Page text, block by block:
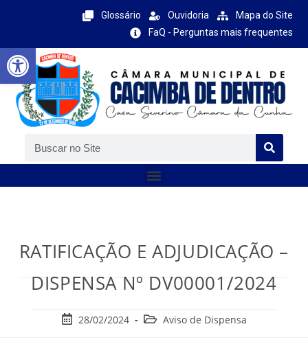
Barra de Ferramentas Aberta
Glossário Ouvidoria
Mapa do Site
FaQ - Perguntas mais frequentes
RATIFICAÇÃO E ADJUDICAÇÃO –
DISPENSA Nº DV00001/2024
28/02/2024 Aviso de Dispensa